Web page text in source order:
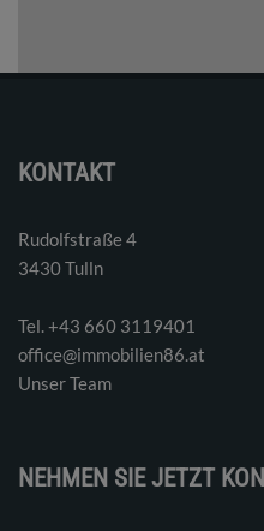
KONTAKT
Rudolfstraße 4
3430 Tulln
Tel. ‭+43 660 3119401‬
office@immobilien86.at
Unser Team
NEHMEN SIE JETZT